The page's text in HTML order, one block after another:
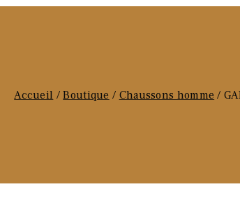
Accueil / Boutique / Chaussons homme /